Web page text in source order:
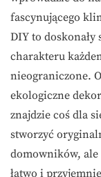
fascynującego
DIY to doskonały
charakteru
nieograniczone.
ekologiczne
znajdzie coś dla
stworzyć
domowników,
łatwo i